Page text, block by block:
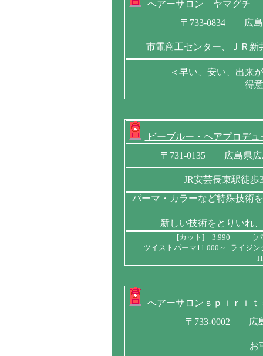
ヘアーサロン ヤマグチ
〒733-0834 広島
市電商工センター、ＪＲ
＜早い、安い、出来
得
ビーブルー・ヘアプロデュ
〒731-0135 広島県広
JR安芸長束駅徒
パーマ・カラーなど特殊技術
新しい技術をとりいれ
[カット] 3.990 [パ
ツイストパーマ11.000～ ライジ
ヘアーサロンｓｐｉｒｉｔ
〒733-0002 広
お